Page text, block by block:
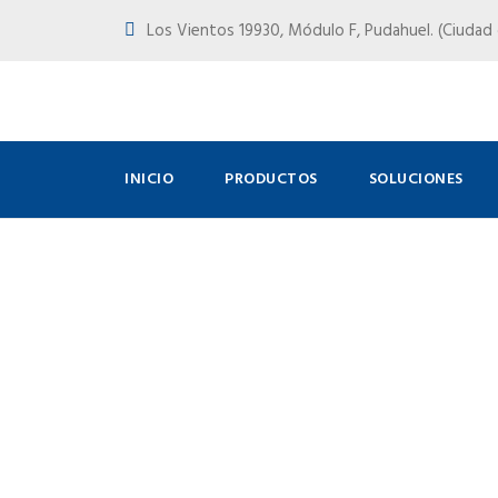
Los Vientos 19930, Módulo F, Pudahuel.
INICIO PRODUCTOS SOLUCIONES